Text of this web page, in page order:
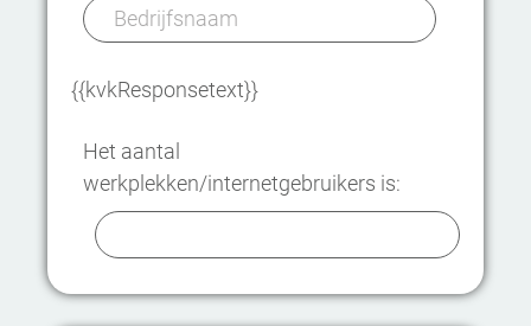
{{kvkResponsetext}}
Het aantal
werkplekken/internetgebruikers is: